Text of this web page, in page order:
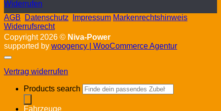
Widerrufen
AGB
Datenschutz Impressum Markenrechtshinweis
Widerrufsrecht
Copyright 2026 © Niva-Power
supported by woogency | WooCommerce Agentur
Vertrag widerrufen
Products search
Fahrzeuge